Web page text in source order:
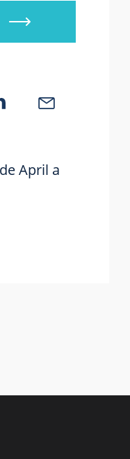
April a